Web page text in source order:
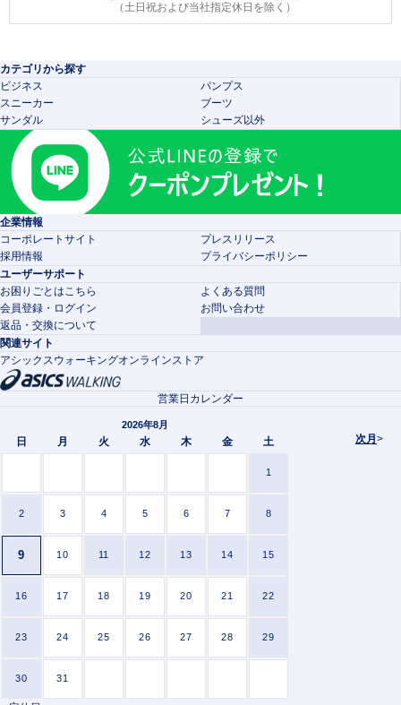
（土日祝および当社指定休日を除く）
カテゴリから探す
ビジネス
パンプス
スニーカー
ブーツ
サンダル
シューズ以外
企業情報
コーポレートサイト
プレスリリース
採用情報
プライバシーポリシー
ユーザーサポート
お困りごとはこちら
よくある質問
会員登録・ログイン
お問い合わせ
返品・交換について
関連サイト
アシックスウォーキングオンラインストア
次月 >
営業日カレンダー
2026年8月
日 月 火 水 木 金 土
1
2 3 4 5 6 7 8
9 10 11 12 13 14 15
16 17 18 19 20 21 22
23 24 25 26 27 28 29
30 31